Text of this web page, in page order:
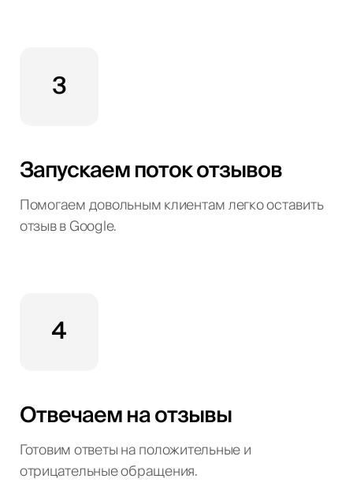
3
Запускаем поток отзывов
Помогаем довольным клиентам легко оставить
отзыв в Google.
4
Отвечаем на отзывы
Готовим ответы на положительные и
отрицательные обращения.